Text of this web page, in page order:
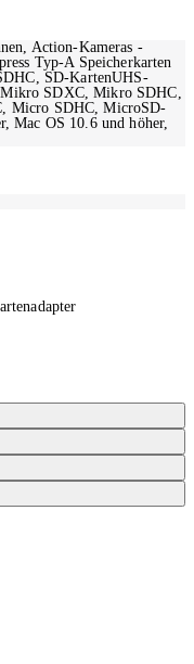
der eine
Der standardmässige,
Kartenauswerfer für
für die
Das
ist robust und
mit einer versiegelten Pull-
kombiniert ist
Action-Kameras -
Typ-A Speicherkarten
SD-KartenUHS-
SDXC, Mikro SDHC,
Micro SDHC, MicroSD-
Mac OS 10.6 und höher,